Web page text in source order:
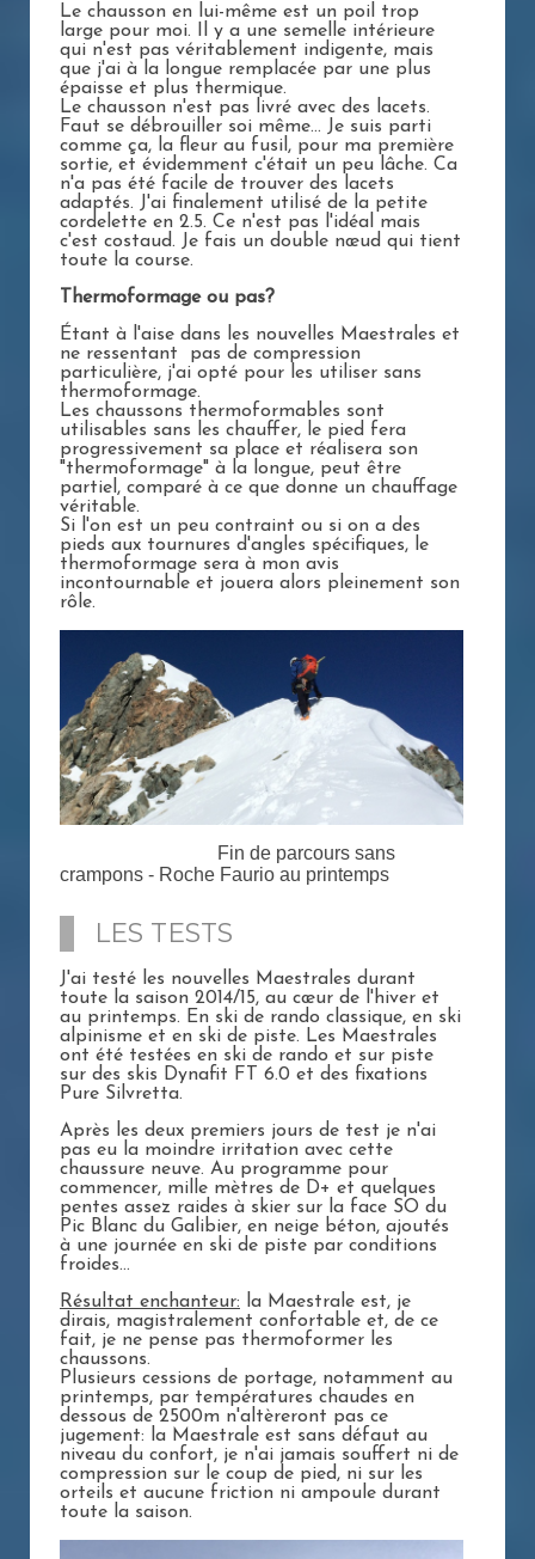
Le chausson en lui-même est un poil trop
large pour moi. Il y a une semelle intérieure
qui n'est pas véritablement indigente, mais
que j'ai à la longue remplacée par une plus
épaisse et plus thermique.
Le chausson n'est pas livré avec des lacets.
Faut se débrouiller soi même... Je suis parti
comme ça, la fleur au fusil, pour ma première
sortie, et évidemment c'était un peu lâche. Ca
n'a pas été facile de trouver des lacets
adaptés. J'ai finalement utilisé de la petite
cordelette en 2.5. Ce n'est pas l'idéal mais
c'est costaud. Je fais un double nœud qui tient
toute la course.
Thermoformage ou pas?
Étant à l'aise dans les nouvelles Maestrales et
ne ressentant pas de compression
particulière, j'ai opté pour les utiliser sans
thermoformage.
Les chaussons thermoformables sont
utilisables sans les chauffer, le pied fera
progressivement sa place et réalisera son
"thermoformage" à la longue, peut être
partiel, comparé à ce que donne un chauffage
véritable.
Si l'on est un peu contraint ou si on a des
pieds aux tournures d'angles spécifiques, le
thermoformage sera à mon avis
incontournable et jouera alors pleinement son
rôle.
Fin de parcours sans
crampons - Roche Faurio au printemps
LES TESTS
J'ai testé les nouvelles Maestrales durant
toute la saison 2014/15, au cœur de l'hiver et
au printemps. En ski de rando classique, en ski
alpinisme et en ski de piste. Les Maestrales
ont été testées en ski de rando et sur piste
sur des skis Dynafit FT 6.0 et des fixations
Pure Silvretta.
Après les deux premiers jours de test je n'ai
pas eu la moindre irritation avec cette
chaussure neuve. Au programme pour
commencer, mille mètres de D+ et quelques
pentes assez raides à skier sur la face SO du
Pic Blanc du Galibier, en neige béton, ajoutés
à une journée en ski de piste par conditions
froides...
Résultat enchanteur: la Maestrale est, je
dirais, magistralement confortable et, de ce
fait, je ne pense pas thermoformer les
chaussons.
Plusieurs cessions de portage, notamment au
printemps, par températures chaudes en
dessous de 2500m n'altèreront pas ce
jugement: la Maestrale est sans défaut au
niveau du confort, je n'ai jamais souffert ni de
compression sur le coup de pied, ni sur les
orteils et aucune friction ni ampoule durant
toute la saison.